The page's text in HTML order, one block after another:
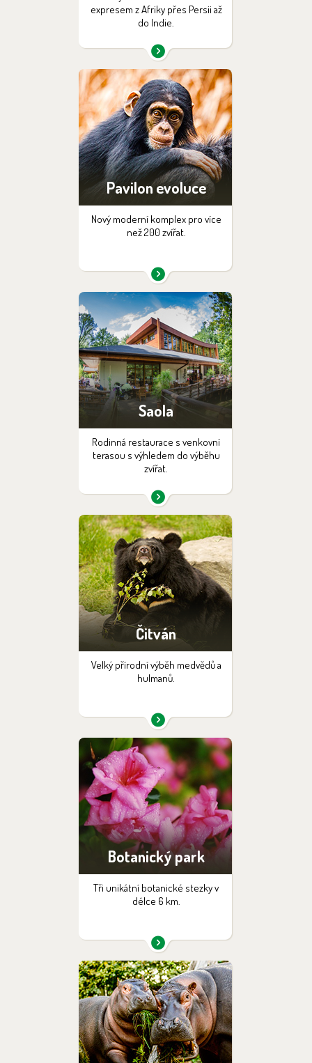
expresem z Afriky přes Persii až
do Indie.
Pavilon evoluce
Nový moderní komplex pro více
než 200 zvířat.
Saola
Rodinná restaurace s venkovní
terasou s výhledem do výběhu
zvířat.
Čitván
Velký přírodní výběh medvědů a
hulmanů.
Botanický park
Tři unikátní botanické stezky v
délce 6 km.